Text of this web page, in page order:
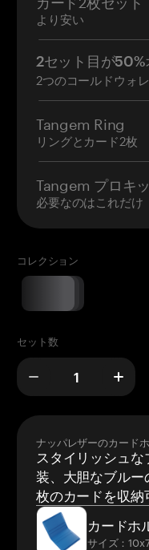
より安い
2セット目が50%
2つのコールドウォ
Tangem Ring
リングとカード2枚
Tangem プロキ
必要なのはこれだけ
コレクション
セット数
ナッパレザーのカード
スタイリッシュ
装、大胆なブルー
枚のカードを収納
カードホ
サイズ：